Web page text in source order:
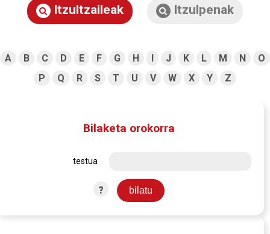
Itzultzaileak Itzulpenak
A B C D E F G H I J K L M N
O
P
Q R S T U V W X Y Z
Bilaketa orokorra
testua
?